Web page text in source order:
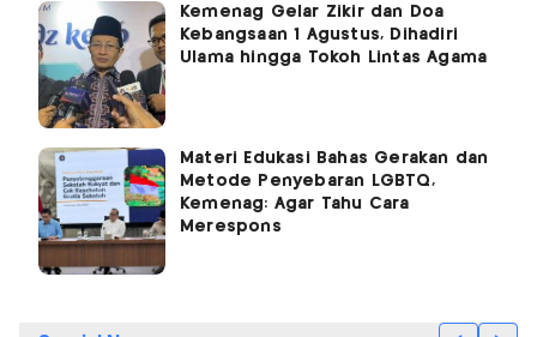
Kemenag Gelar Zikir dan Doa
Kebangsaan 1 Agustus, Dihadiri
Ulama hingga Tokoh Lintas Agama
Materi Edukasi Bahas Gerakan dan
Metode Penyebaran LGBTQ,
Kemenag: Agar Tahu Cara
Merespons